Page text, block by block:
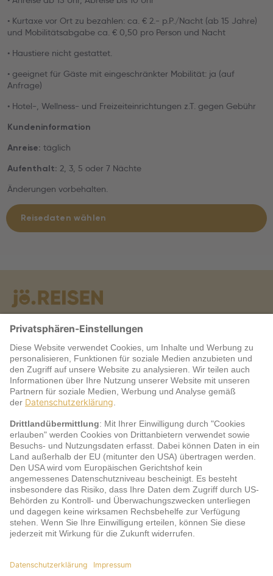
• Kurtaxe vor Ort zu bezahlen: ca. € 2.- p.P./Nacht (ab 15 Jahre)
und Mobilitätsabgabe ca. € 0,50 pro Person und Nacht
• Haustiere nicht gestattet.
• geeignet für Gäste mit eingeschränkter Mobilität: ja (auf
Anfrage)
• Hotel-, Wellness- und Freizeiteinrichtungen z.T. gegen Gebühr
Kundeninformation
Anreise: täglich
Aufenthalt: 2, 3, 5 oder 7 Nächte
Änderungen vorbehalten.
Reisedaten wählen
Warum jö?
Service
jö Bonus Club Partner
Zahlungsarten & Sicherheit